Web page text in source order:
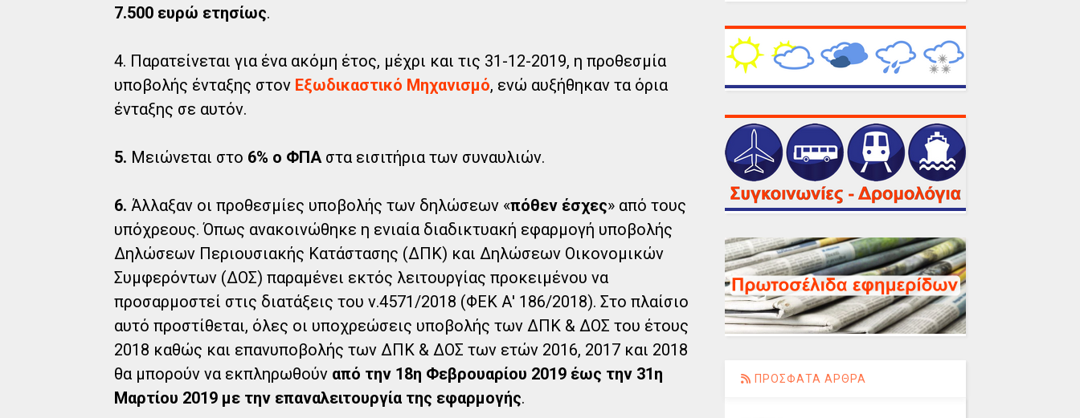
7.500 ευρώ ετησίως.
4. Παρατείνεται για ένα ακόμη έτος, μέχρι και τις 31-12-2019, η προθεσμία
υποβολής ένταξης στον Εξωδικαστικό Μηχανισμό, ενώ αυξήθηκαν τα όρια
ένταξης σε αυτόν.
5. Μειώνεται στο 6% ο ΦΠΑ στα εισιτήρια των συναυλιών.
6. Άλλαξαν οι προθεσμίες υποβολής των δηλώσεων «πόθεν έσχες» από τους
υπόχρεους. Όπως ανακοινώθηκε η ενιαία διαδικτυακή εφαρμογή υποβολής
Δηλώσεων Περιουσιακής Κατάστασης (ΔΠΚ) και Δηλώσεων Οικονομικών
Συμφερόντων (ΔΟΣ) παραμένει εκτός λειτουργίας προκειμένου να
προσαρμοστεί στις διατάξεις του ν.4571/2018 (ΦΕΚ Α' 186/2018). Στο πλαίσιο
αυτό προστίθεται, όλες οι υποχρεώσεις υποβολής των ΔΠΚ & ΔΟΣ του έτους
2018 καθώς και επανυποβολής των ΔΠΚ & ΔΟΣ των ετών 2016, 2017 και 2018
θα μπορούν να εκπληρωθούν από την 18η Φεβρουαρίου 2019 έως την 31η
Μαρτίου 2019 με την επαναλειτουργία της εφαρμογής.
ΠΡΟΣΦΑΤΑ ΑΡΘΡΑ